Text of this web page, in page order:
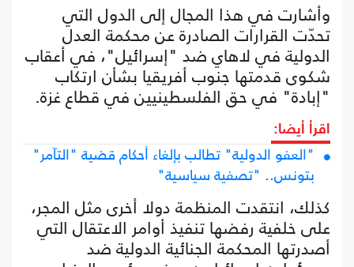
وأشارت في هذا المجال إلى الدول التي
تحدّت القرارات الصادرة عن محكمة العدل
الدولية في لاهاي ضد "إسرائيل"، في أعقاب
شكوى قدمتها جنوب أفريقيا بشأن ارتكاب
"إبادة" في حق الفلسطينيين في قطاع غزة.
اقرأ أيضا:
"العفو الدولية" تطالب بإلغاء أحكام قضية "التآمر"
بتونس.. "تصفية سياسية"
كذلك، انتقدت المنظمة دولا أخرى مثل المجر،
على خلفية رفضها تنفيذ أوامر الاعتقال التي
أصدرتها المحكمة الجنائية الدولية ضد